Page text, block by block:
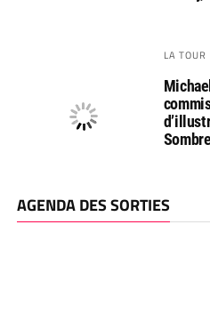
LA
AGENDA DES SORTIES